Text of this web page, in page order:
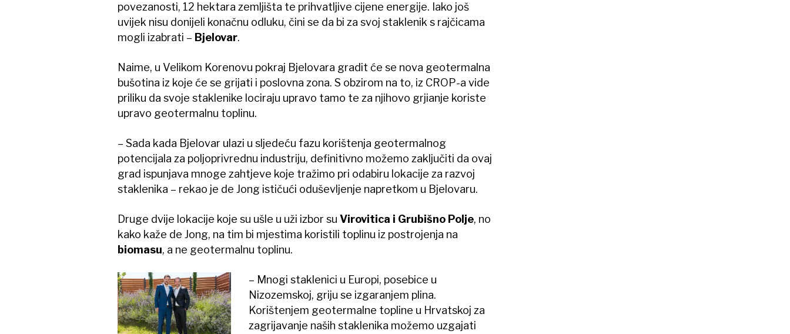
povezanosti, 12 hektara zemljišta te prihvatljive cijene energije. Iako još
uvijek nisu donijeli konačnu odluku, čini se da bi za svoj staklenik s rajčicama
mogli izabrati – Bjelovar.
Naime, u Velikom Korenovu pokraj Bjelovara gradit će se nova geotermalna
bušotina iz koje će se grijati i poslovna zona. S obzirom na to, iz CROP-a vide
priliku da svoje staklenike lociraju upravo tamo te za njihovo grjianje koriste
upravo geotermalnu toplinu.
– Sada kada Bjelovar ulazi u sljedeću fazu korištenja geotermalnog
potencijala za poljoprivrednu industriju, definitivno možemo zaključiti da ovaj
grad ispunjava mnoge zahtjeve koje tražimo pri odabiru lokacije za razvoj
staklenika – rekao je de Jong ističući oduševljenje napretkom u Bjelovaru.
Druge dvije lokacije koje su ušle u uži izbor su Virovitica i Grubišno Polje, no
kako kaže de Jong, na tim bi mjestima koristili toplinu iz postrojenja na
biomasu, a ne geotermalnu toplinu.
– Mnogi staklenici u Europi, posebice u
Nizozemskoj, griju se izgaranjem plina.
Korištenjem geotermalne topline u Hrvatskoj za
zagrijavanje naših staklenika možemo uzgajati